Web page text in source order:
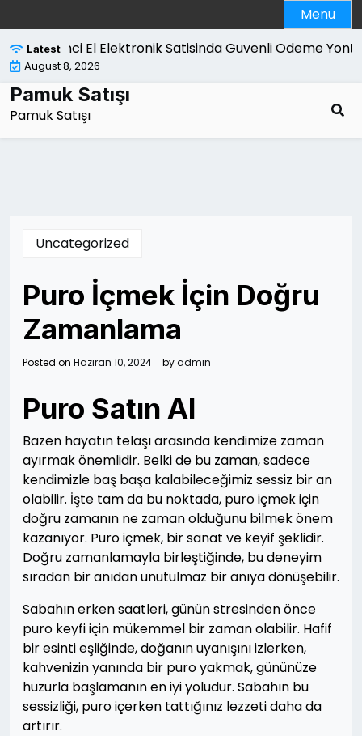
to
content
Menu
Latest
İkinci El Elektronik Satisinda Guvenli Odeme
August 8, 2026
Pamuk Satışı
Pamuk Satışı
Uncategorized
Puro İçmek İçin Doğru
Zamanlama
Posted on Haziran 10, 2024 byadmin
Puro Satın Al
Bazen hayatın telaşı arasında kendimize zaman
ayırmak önemlidir. Belki de bu zaman, sadece
kendimizle baş başa kalabileceğimiz sessiz bir an
olabilir. İşte tam da bu noktada, puro içmek için
doğru zamanın ne zaman olduğunu bilmek önem
kazanıyor. Puro içmek, bir sanat ve keyif şeklidir.
Doğru zamanlamayla birleştiğinde, bu deneyim
sıradan bir anıdan unutulmaz bir anıya dönüşebilir.
Sabahın erken saatleri, günün stresinden önce
puro keyfi için mükemmel bir zaman olabilir. Hafif
bir esinti eşliğinde, doğanın uyanışını izlerken,
kahvenizin yanında bir puro yakmak, gününüze
huzurla başlamanın en iyi yoludur. Sabahın bu
sessizliği, puro içerken tattığınız lezzeti daha da
artırır.